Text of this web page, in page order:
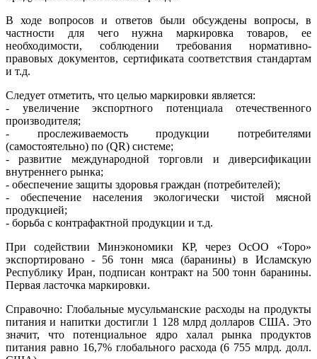
В ходе вопросов и ответов были обсуждены вопросы, в
частности для чего нужна маркировка товаров, ее
необходимости, соблюдении требования нормативно-
правовых документов, сертификата соответствия стандартам
и т.д.
Следует отметить, что целью маркировки является:
- увеличение экспортного потенциала отечественного
производителя;
- прослеживаемость продукции потребителями
(самостоятельно) по (QR) системе;
- развитие международной торговли и диверсификации
внутреннего рынка;
- обеспечение защиты здоровья граждан (потребителей);
- обеспечение населения экологически чистой мясной
продукцией;
- борьба с контрафактной продукции и т.д.
При содействии Минэкономики КР, через ОсОО «Торо»
экспортировано - 56 тонн мяса (баранины) в Исламскую
Республику Иран, подписан контракт на 500 тонн баранины.
Первая ласточка маркировки.
Справочно: Глобальные мусульманские расходы на продукты
питания и напитки достигли 1 128 млрд долларов США. Это
значит, что потенциальное ядро халал рынка продуктов
питания равно 16,7% глобального расхода (6 755 млрд. долл.